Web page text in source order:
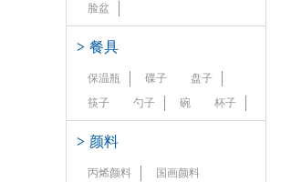
脸盆
> 餐具
保温瓶 碟子
盘子
筷子
勺子 碗 杯子
> 颜料
丙烯颜料
国画颜料